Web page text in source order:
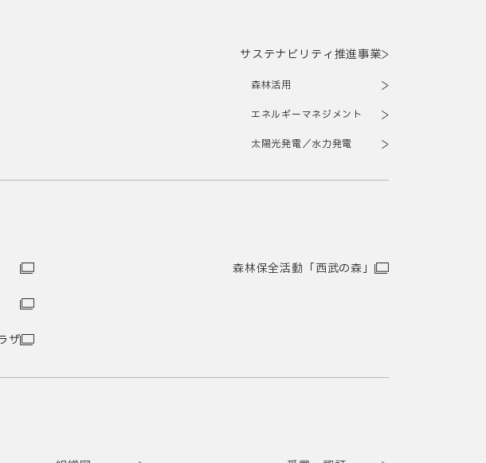
サステナビリティ推進事業
森林活用
エネルギーマネジメント
太陽光発電／水力発電
ザ
森林保全活動「西武の森」